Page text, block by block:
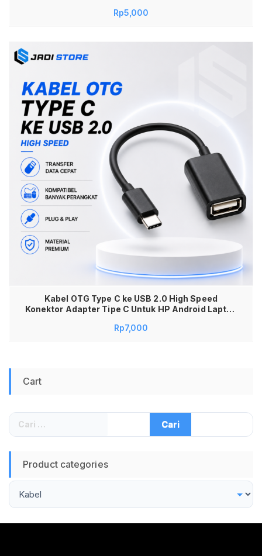
Sync Transfer Data Cepat Kompatibel Semua HP
Rp5,000
Kabel OTG Type C ke USB 2.0 High Speed
Konektor Adapter Tipe C Untuk HP Android Laptop
Gamepad Transfer Data Cepat Praktis
Rp7,000
Cart
Cari
untuk:
Product categories